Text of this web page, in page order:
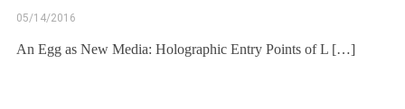
05/14/2016
An Egg as New Media: Holographic Entry Points of L […]